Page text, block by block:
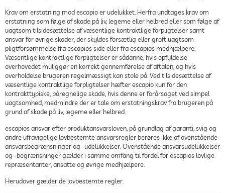
Krav om erstatning mod escapio er udelukket. Herfra undtages krav om
erstatning som følge af skade på liv, legeme eller helbred eller som følge af
uagtsom tilsidesættelse af væsentlige kontraktlige forpligtelser samt
ansvar for øvrige skader, der skyldes forsætlig eller groft uagtsom
pligtforsømmelse fra escapios side eller fra escapios medhjælpere.
Væsentlige kontraktlige forpligtelser er sådanne, hvis opfyldelse
overhovedet muliggør en korrekt gennemførelse af aftalen, og hvis
overholdelse brugeren regelmæssigt kan stole på. Ved tilsidesættelse af
væsentlige kontraktlige forpligtelser hæfter escapio kun for den
kontrakttypiske, påregnelige skade, hvis denne er forårsaget ved simpel
uagtsomhed, medmindre der er tale om erstatningskrav fra brugeren på
grund af skade på liv, legeme eller helbred.
escapios ansvar efter produktansvarsloven, på grundlag af garanti, svig og
andre ufravigelige lovbestemte ansvarsregler berøres ikke af ovenstående
ansvarsbegrænsninger og -udelukkelser. Ovenstående ansvarsudelukkelser
og -begrænsninger gælder i samme omfang til fordel for escapios lovlige
repræsentanter, ansatte og øvrige medhjælpere.
Herudover gælder de lovbestemte regler.